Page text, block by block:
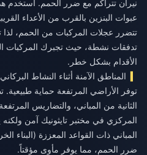
نيران تتراكم مع ضرر الحمم. استخدم
عبوات البنزين بالقرب من الأعداء
تتضرر عجلات المركبات من الحمم،
تدفقات نشطة، حيث تجبرك المركبات
الأقدام بشكل خطر.
المناطق الآمنة أثناء النشاط البركاني
توفر الأراضي المرتفعة حماية طبيعية.
الثانية من المباني، والتضاريس
المركزي في مختبر تايثونيك آمن
المباني ذات القواعد المعززة (البناء
ضرر الحمم، مما يوفر مأوى مؤقتاً.